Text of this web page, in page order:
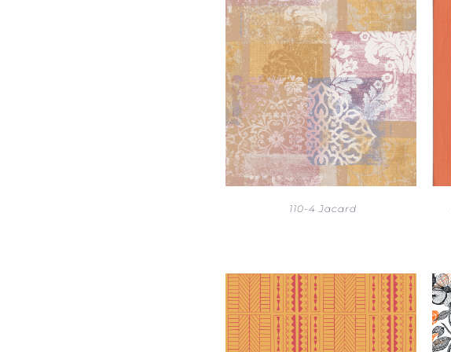
110-4 Jacard